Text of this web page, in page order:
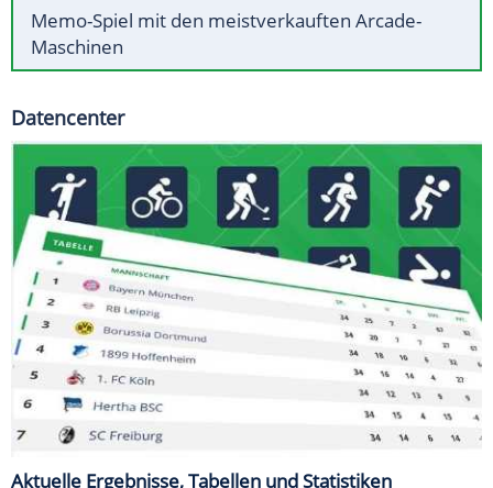
Memo-Spiel mit den meistverkauften Arcade-
Maschinen
Datencenter
Aktuelle Ergebnisse, Tabellen und Statistiken